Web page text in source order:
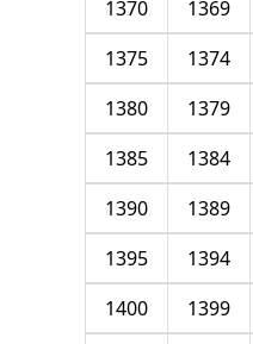
1369
1370
1374
1375
1379
1380
1384
1385
1389
1390
1394
1395
1399
1400